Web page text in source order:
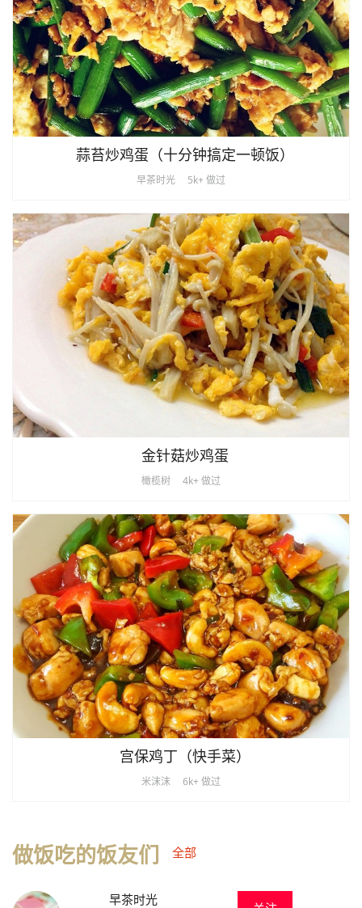
蒜苔炒鸡蛋（十分钟搞定一顿饭）
早茶时光 5k+ 做过
金针菇炒鸡蛋
橄榄树 4k+ 做过
宫保鸡丁（快手菜）
米沫沫 6k+ 做过
做饭吃的饭友们 全部
早茶时光